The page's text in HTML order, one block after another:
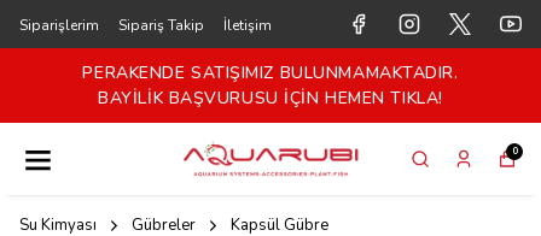
Siparişlerim Sipariş Takip İletişim
PERAKENDE SATIŞIMIZ BULUNMAMAKTADIR.
BAYİLİK BAŞVURUSU İÇİN HEMEN TIKLA!
0
Su Kimyası Gübreler
Kapsül Gübre